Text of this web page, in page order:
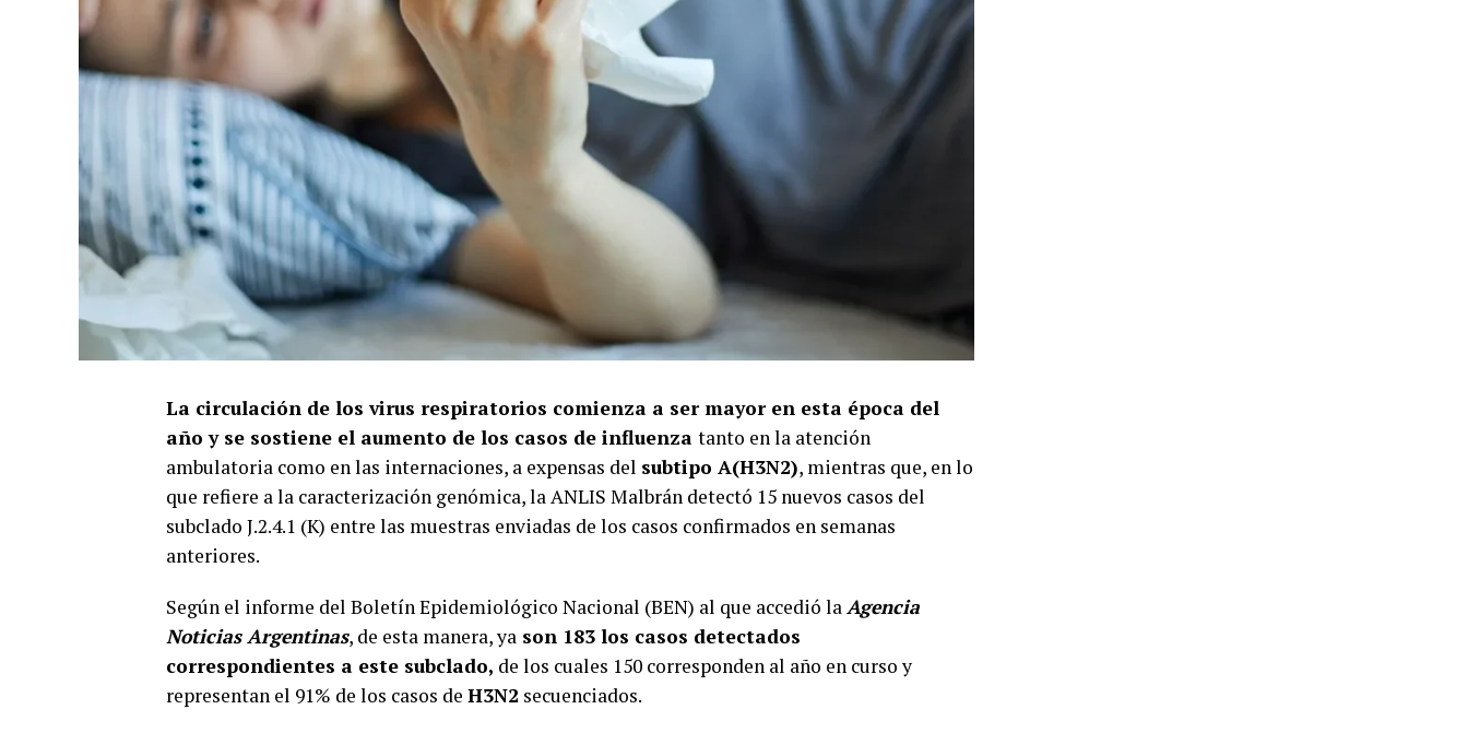
La circulación de los virus respiratorios comienza a ser mayor en esta época del
año y se sostiene el aumento de los casos de influenza tanto en la atención
ambulatoria como en las internaciones, a expensas del subtipo A(H3N2), mientras que, en lo
que refiere a la caracterización genómica, la ANLIS Malbrán detectó 15 nuevos casos del
subclado J.2.4.1 (K) entre las muestras enviadas de los casos confirmados en semanas
anteriores.
Según el informe del Boletín Epidemiológico Nacional (BEN) al que accedió laAgencia
Noticias Argentinas, de esta manera, ya son 183 los casos detectados
correspondientes a este subclado, de los cuales 150 corresponden al año en curso y
representan el 91% de los casos de H3N2 secuenciados.